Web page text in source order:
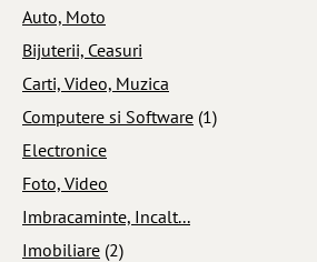
Auto, Moto
Bijuterii, Ceasuri
Carti, Video, Muzica
Computere si Software (1)
Electronice
Foto, Video
Imbracaminte, Incalt...
Imobiliare (2)